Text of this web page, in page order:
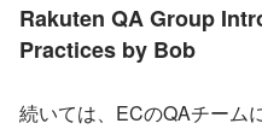
Rakuten QA Group
Practices by Bob
続いては、ECのQAチーム